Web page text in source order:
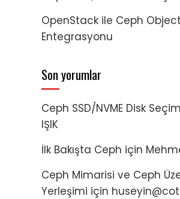
OpenStack ile Ceph
Entegrasyonu
Son yorumlar
Ceph SSD/NVME Disk
IŞIK
İlk Bakışta Ceph için
Ceph Mimarisi ve Ceph
Yerleşimi için